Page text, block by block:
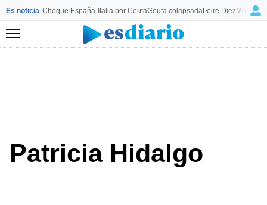
Es noticia Choque España-Italia por CeutaCeuta colapsadaLeire Diez
Menú
Patricia Hidalgo